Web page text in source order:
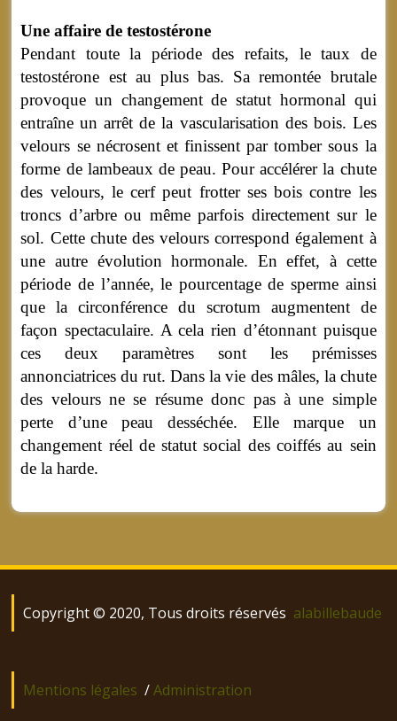
Une affaire de testostérone
Pendant toute la période des refaits, le taux de
testostérone est au plus bas. Sa remontée brutale
provoque un changement de statut hormonal qui
entraîne un arrêt de la vascularisation des bois. Les
velours se nécrosent et finissent par tomber sous la
forme de lambeaux de peau. Pour accélérer la chute
des velours, le cerf peut frotter ses bois contre les
troncs d’arbre ou même parfois directement sur le
sol. Cette chute des velours correspond également à
une autre évolution hormonale. En effet, à cette
période de l’année, le pourcentage de sperme ainsi
que la circonférence du scrotum augmentent de
façon spectaculaire. A cela rien d’étonnant puisque
ces deux paramètres sont les prémisses
annonciatrices du rut. Dans la vie des mâles, la chute
des velours ne se résume donc pas à une simple
perte d’une peau desséchée. Elle marque un
changement réel de statut social des coiffés au sein
de la harde.
Copyright © 2020, Tous droits réservés alabillebaude
Mentions légales /Administration